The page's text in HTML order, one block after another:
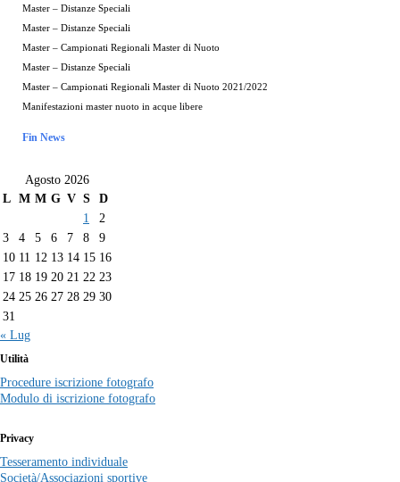
Master – Distanze Speciali
Master – Distanze Speciali
Master – Campionati Regionali Master di Nuoto
Master – Distanze Speciali
Master – Campionati Regionali Master di Nuoto 2021/2022
Manifestazioni master nuoto in acque libere
Fin News
Agosto 2026
L M M G V S
D
1
2
3
4 5 6 7 8
9
10 11 12 13 14 15 16
17 18 19 20 21 22 23
24 25 26 27 28 29 30
31
« Lug
Utilità
Procedure iscrizione fotografo
Modulo di iscrizione fotografo
Privacy
Tesseramento individuale
Società/Associazioni sportive